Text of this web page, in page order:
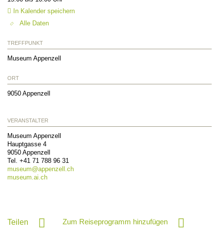
In Kalender speichern
Alle Daten
TREFFPUNKT
Museum Appenzell
ORT
9050 Appenzell
VERANSTALTER
Museum Appenzell
Hauptgasse 4
9050 Appenzell
Tel. +41 71 788 96 31
museum@appenzell.ch
museum.ai.ch
Teilen Zum Reiseprogramm hinzufügen